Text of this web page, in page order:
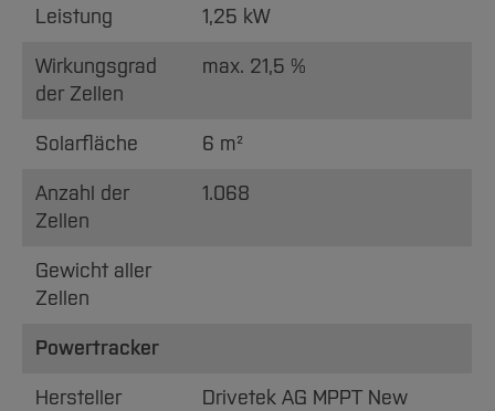
Leistung 1,25 kW
Wirkungsgrad
der Zellen
max. 21,5 %
Solarfläche 6 m²
Anzahl der
Zellen
1.068
Gewicht aller
Zellen
Powertracker
Hersteller
Drivetek AG MPPT New